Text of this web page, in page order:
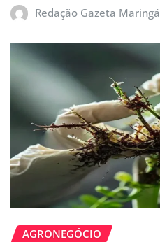
Redação Gazeta Maringá
AGRONEGÓCIO